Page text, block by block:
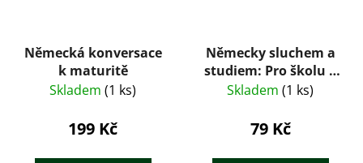
Německá konversace
k maturitě
Skladem (1 ks)
199 Kč
Německy sluchem a
studiem: Pro školu a
samouky
Skladem (1 ks)
79 Kč